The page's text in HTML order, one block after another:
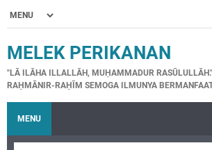
MELEK PERIKANAN
"LĀ ILĀHA ILLALLĀH, MUḤAMMADUR
RAḤMĀNIR-RAḤĪM SEMOGA ILMUNYA
MENU